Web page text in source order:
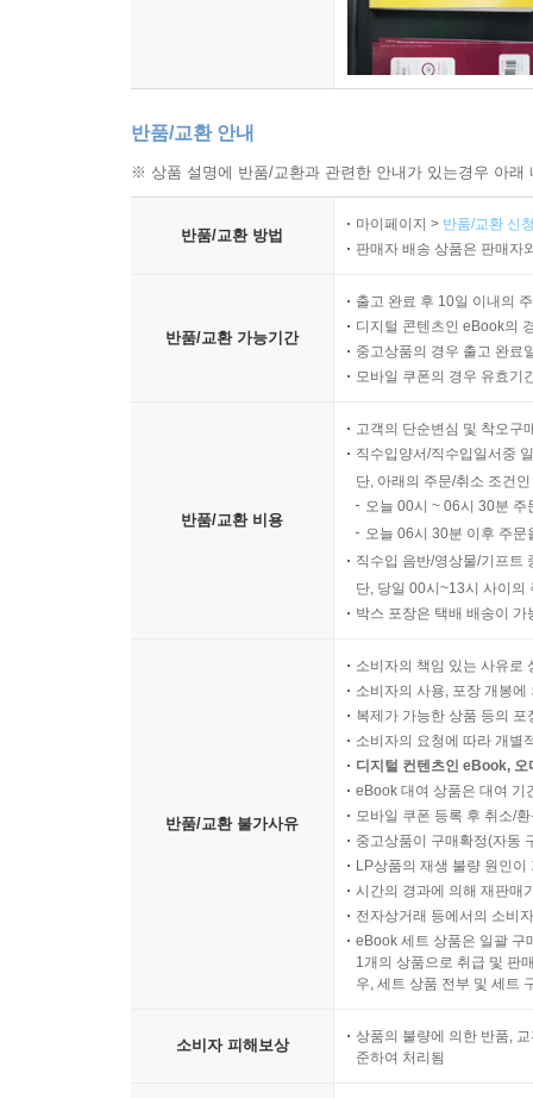
반품/교환 안내
※ 상품 설명에 반품/교환과 관련한 안내가 있는경우 아
반품/교환 방법
마이페이지 > 반품/교환 신
판매자 배송 상품은 판매자
반품/교환 가능기간
출고 완료 후 10일 이내의
디지털 콘텐츠인 eBook의
중고상품의 경우 출고 완료
모바일 쿠폰의 경우 유효기
반품/교환 비용
고객의 단순변심 및 착오구
직수입양서/직수입일서중
단, 아래의 주문/취소 조건
오늘 00시 ~ 06시 30분
오늘 06시 30분 이후 주
직수입 음반/영상물/기프트
단, 당일 00시~13시 사이의
박스 포장은 택배 배송이
반품/교환 불가사유
소비자의 책임 있는 사유로
소비자의 사용, 포장 개봉
복제가 가능한 상품 등의
소비자의 요청에 따라 개별
디지털 컨텐츠인 eBook,
eBook 대여 상품은 대여 기
모바일 쿠폰 등록 후 취소/
중고상품이 구매확정(자동
LP상품의 재생 불량 원인
시간의 경과에 의해 재판매
전자상거래 등에서의 소비
eBook 세트 상품은 일괄 구
1개의 상품으로 취급 및 판
우, 세트 상품 전부 및 세트
소비자 피해보상
상품의 불량에 의한 반품,
준하여 처리됨